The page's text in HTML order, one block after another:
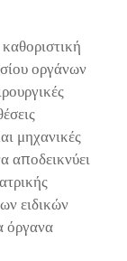
οργάνων
μηχανικές
αποδεικνύει
ειδικών
όργανα